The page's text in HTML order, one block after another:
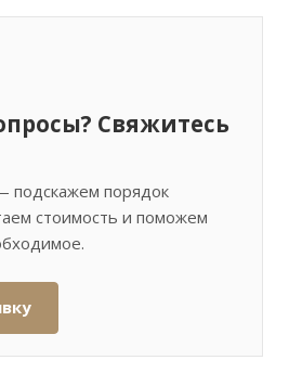
Свяжитесь
подскажем порядок
стоимость и поможем